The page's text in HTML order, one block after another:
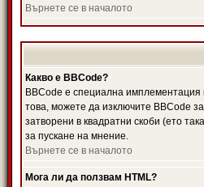
Върнете се в началото
Какво е BBCode?
BBCode е специална
това, можете да изключите BBCode
затворени в квадратни скоби (ето
за пускане на мнение.
Върнете се в началото
Мога ли да ползвам HTML?